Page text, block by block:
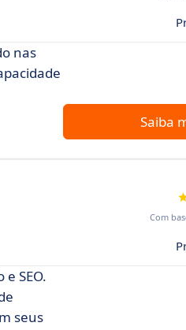
nas
Saiba
Com
SEO.
seus